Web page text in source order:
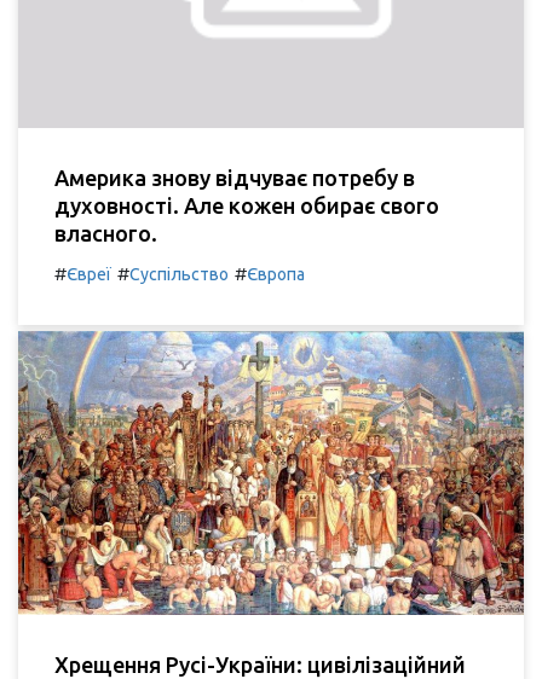
Америка знову відчуває потребу в
духовності. Але кожен обирає свого
власного.
#Євреї #Суспільство #Європа
Хрещення Русі-України: цивілізаційний